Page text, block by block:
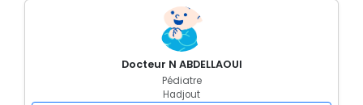
Docteur N ABDELLAOUI
Pédiatre
Hadjout